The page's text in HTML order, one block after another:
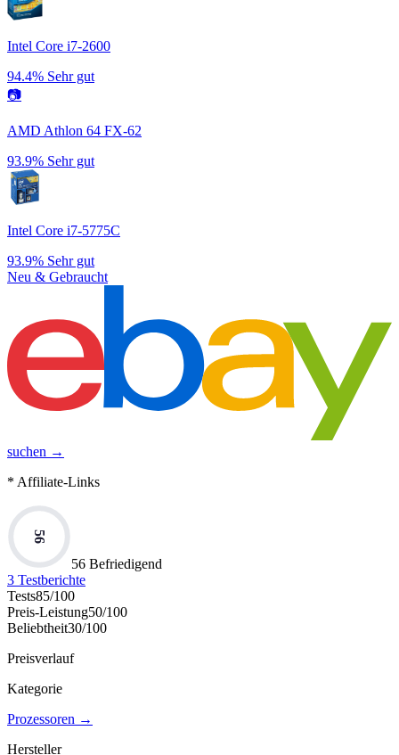
Intel Core i7-2600
94.4% Sehr gut
📷
AMD Athlon 64 FX-62
93.9% Sehr gut
Intel Core i7-5775C
93.9% Sehr gut
Neu & Gebraucht
suchen →
* Affiliate-Links
56
56 Befriedigend
3 Testberichte
Tests85/100
Preis-Leistung50/100
Beliebtheit30/100
Preisverlauf
Kategorie
Prozessoren →
Hersteller